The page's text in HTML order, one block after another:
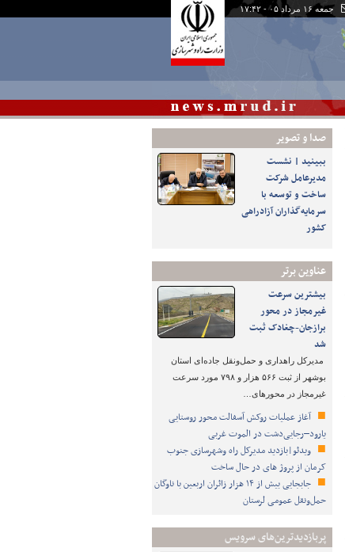
جمعه ۱۶ مرداد ۰۵ - ۱۷:۴۲
صدا و تصوير
ببینید | نشست
مدیرعامل شرکت
ساخت و توسعه با
سرمایه‌گذاران آزادراهی
کشور
عناوین برتر
بیشترین سرعت
غیرمجاز در محور
برازجان-چغادک ثبت
شد
مدیرکل راهداری و حمل‌ونقل جاده‌ای استان
بوشهر از ثبت ۵۶۶ هزار و ۷۹۸ مورد سرعت
غیرمجاز در محورهای…
آغاز عملیات روکش آسفالت محور روستایی
یارود–رجایی‌دشت در الموت غربی
ویدئو|بازدید مدیرکل راه وشهرسازی جنوب
کرمان از پروژ های در حال ساخت
جابجایی بیش از ۱۴ هزار زائران اربعین با ناوگان
حمل‌ونقل عمومی لرستان
پربازدیدترین‌های سرویس